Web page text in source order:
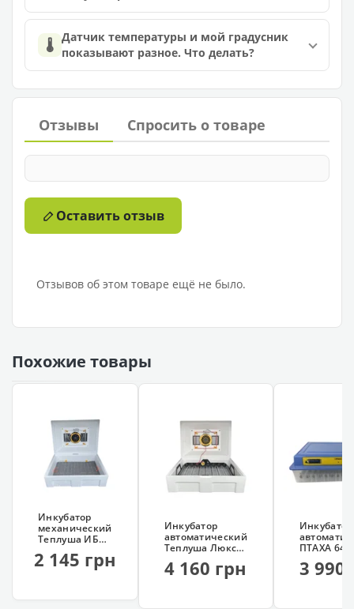
🌡️ Датчик температуры и мой градусник
показывают разное. Что делать?
Отзывы Спросить о товаре
Оставить отзыв
Отзывов об этом товаре ещё не было.
Похожие товары
Инкубатор
механический
Теплуша ИБ
(ТЭНовый, с
влагомером)
2 145 грн
Инкубатор
автоматический
Теплуша Люкс
4 160 грн
Инкубатор
ПТАХА 64-
3 990